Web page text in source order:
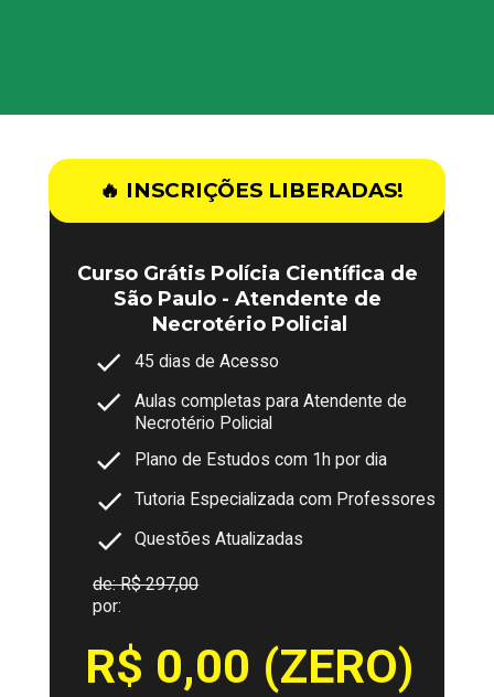
🔥 INSCRIÇÕES LIBERADAS!
Curso Grátis Polícia Científica de
São Paulo - Atendente de
Necrotério Policial
45 dias de Acesso
Aulas completas para Atendente de
Necrotério Policial
Plano de Estudos com 1h por dia
Tutoria Especializada com Professores
Questões Atualizadas
de: R$ 297,00
por:
R$ 0,00 (ZERO)